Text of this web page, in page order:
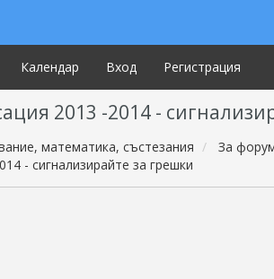
Календар Вход Регистрация
2013 -2014 -
математика, състезания
За
- сигнализирайте за грешки